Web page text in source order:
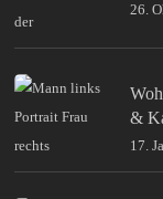
26.
&
17.